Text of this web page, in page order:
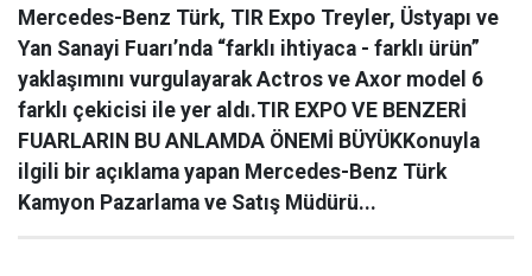
Mercedes-Benz Türk, TIR Expo Treyler, Üstyapı ve
Yan Sanayi Fuarı’nda “farklı ihtiyaca - farklı ürün”
yaklaşımını vurgulayarak Actros ve Axor model 6
farklı çekicisi ile yer aldı.TIR EXPO VE BENZERİ
FUARLARIN BU ANLAMDA ÖNEMİ BÜYÜKKonuyla
ilgili bir açıklama yapan Mercedes-Benz Türk
Kamyon Pazarlama ve Satış Müdürü...